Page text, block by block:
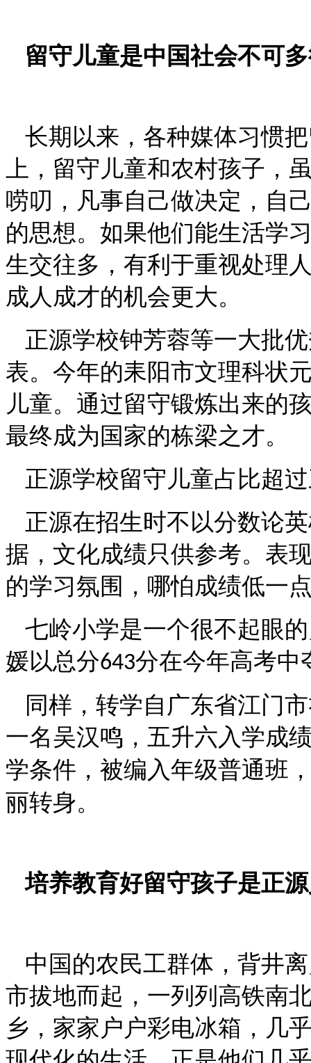
留守儿童是中国社会不可
长期以来，各种媒体习惯
上，留守儿童和农村孩子，
唠叨，凡事自己做决定，自
的思想。如果他们能生活学
生交往多，有利于重视处理
成人成才的机会更大。
正源学校钟芳蓉等一大批
表。今年的耒阳市文理科状
儿童。通过留守锻炼出来的
最终成为国家的栋梁之才。
正源学校留守儿童占比超
正源在招生时不以分数论
据，文化成绩只供参考。表
的学习氛围，哪怕成绩低一
七岭小学是一个很不起眼
媛以总分643分在今年高考中
同样，转学自广东省江门
一名吴汉鸣，五升六入学成
学条件，被编入年级普通班
丽转身。
培养教育好留守孩子是正
中国的农民工群体，背井
市拔地而起，一列列高铁南
乡，家家户户彩电冰箱，几